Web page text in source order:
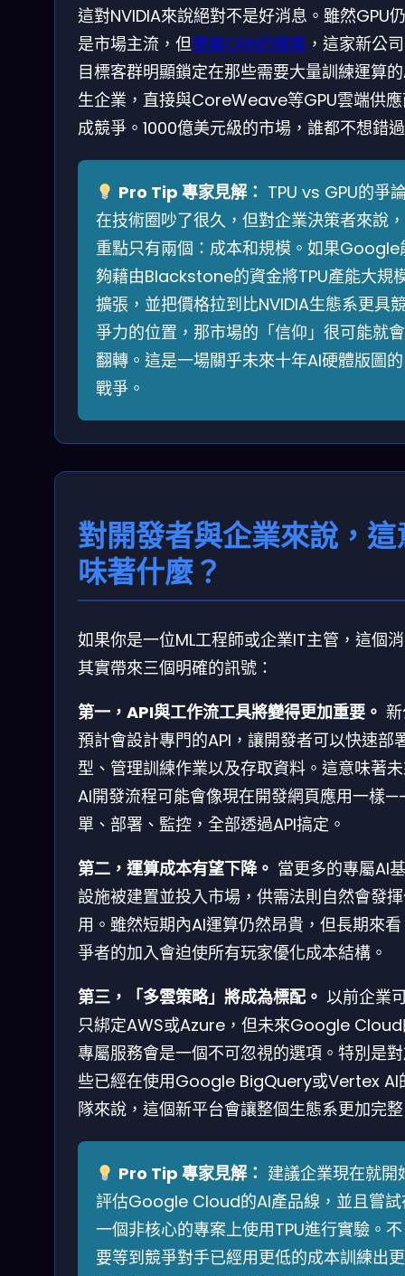
這對NVIDIA來說絕對不是好消息。雖然GPU
是市場主流，但根據CRN的報導 ，這家新公
目標客群明顯鎖定在那些需要大量訓練運算
生企業，直接與CoreWeave等GPU雲端供
成競爭。1000億美元級的市場，誰都不想錯
Pro Tip 專家見解： TPU vs GPU的爭
在技術圈吵了很久，但對企業決策者來說，
重點只有兩個：成本和規模。如果Google
夠藉由Blackstone的資金將TPU產能大規
擴張，並把價格拉到比NVIDIA生態系更具
爭力的位置，那市場的「信仰」很可能就會
翻轉。這是一場關乎未來十年AI硬體版圖的
戰爭。
對開發者與企業來說，這
味著什麼？
如果你是一位ML工程師或企業IT主管，這個
其實帶來三個明確的訊號：
第一，API與工作流工具將變得更加重要。
預計會設計專門的API，讓開發者可以快速部
型、管理訓練作業以及存取資料。這意味著
AI開發流程可能會像現在開發網頁應用一樣
單、部署、監控，全部透過API搞定。
第二，運算成本有望下降。 當更多的專屬AI
設施被建置並投入市場，供需法則自然會發
用。雖然短期內AI運算仍然昂貴，但長期來
爭者的加入會迫使所有玩家優化成本結構。
第三，「多雲策略」將成為標配。 以前企業
只綁定AWS或Azure，但未來Google Cloud
專屬服務會是一個不可忽視的選項。特別是
些已經在使用Google BigQuery或Vertex AI
隊來說，這個新平台會讓整個生態系更加完
Pro Tip 專家見解： 建議企業現在就開
評估Google Cloud的AI產品線，並且嘗試
一個非核心的專案上使用TPU進行實驗。不
要等到競爭對手已經用更低的成本訓練出更